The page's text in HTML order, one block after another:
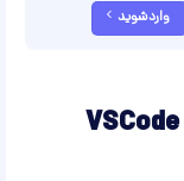
وارد شوید
آموزش ساخت فایل html در VSCode